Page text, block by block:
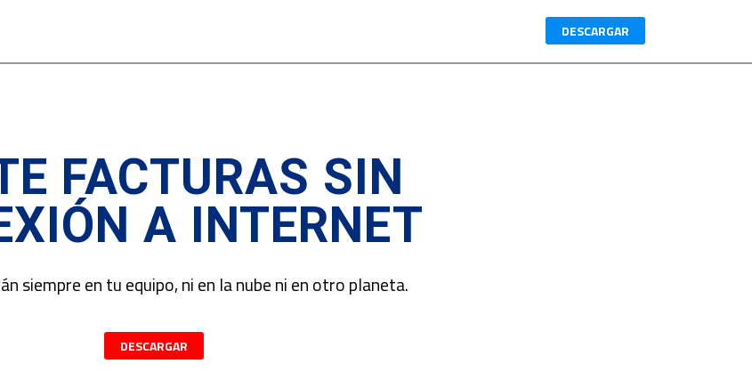
DESCARGAR
FACTURAS SIN
A INTERNET
siempre en tu equipo, ni en la nube ni en otro planeta.
DESCARGAR